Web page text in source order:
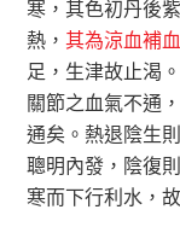
寒，其色初丹後
熱，其為涼血補
足，生津故止渴
關節之血氣不通
通矣。熱退陰生
聰明內發，陰復
寒而下行利水，